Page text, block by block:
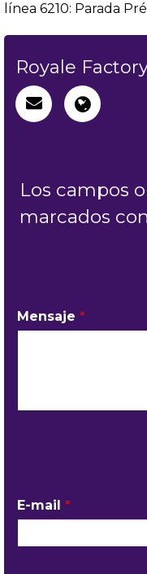
línea 6210: Parada
Royale
Los campos
marcados
Mensaje *
E-mail *